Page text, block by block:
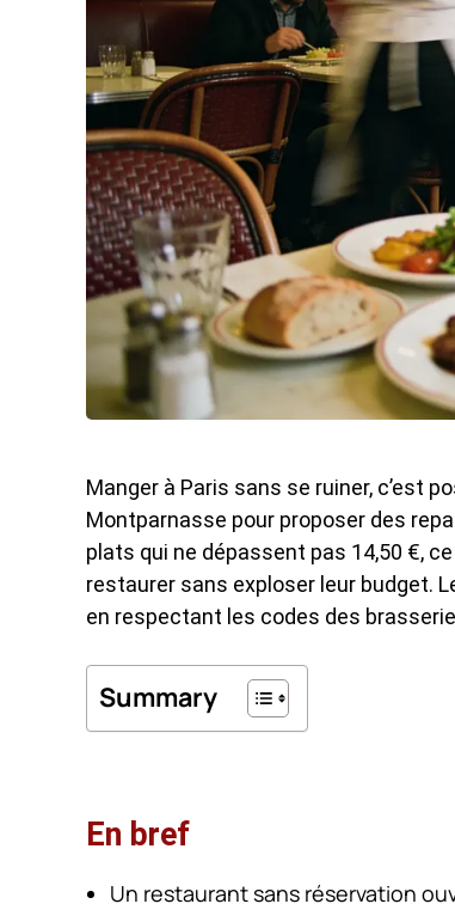
Manger à Paris sans se ruiner, c’est
Montparnasse pour proposer des
plats qui ne dépassent pas 14,50 €,
restaurer sans exploser leur budget.
en respectant les codes des
Summary
En bref
Un restaurant sans réservation